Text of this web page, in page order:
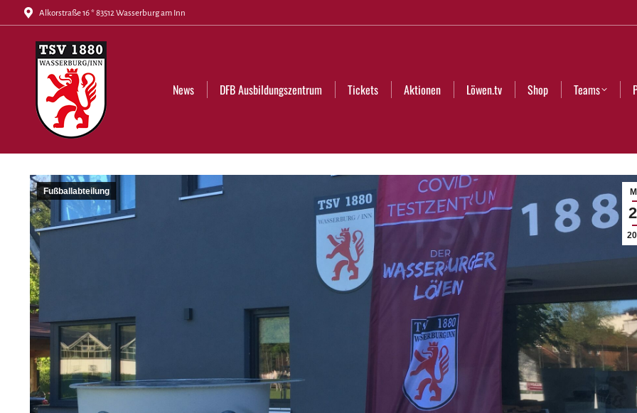
Alkorstraße 16 * 83512 Wasserburg am Inn
News DFB Ausbildungszentrum Tickets Aktionen Löwen.tv Shop Teams
Fußballabteilung
News DFB Ausbildungszentrum Tickets Aktionen Löwen.tv Shop Teams Partner Club